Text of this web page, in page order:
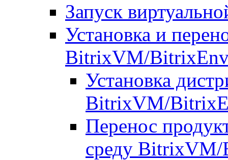
Запуск
Установка и
BitrixVM/
Установка
BitrixVM/
Перенос
среду